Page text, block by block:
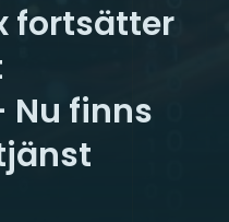
fortsätter
finns